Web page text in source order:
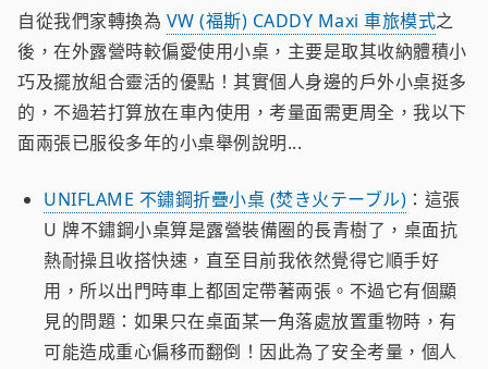
自從我們家轉換為 VW (福斯) CADDY Maxi 車旅模式之
後，在外露營時較偏愛使用小桌，主要是取其收納體積小
巧及擺放組合靈活的優點！其實個人身邊的戶外小桌挺多
的，不過若打算放在車內使用，考量面需更周全，我以下
面兩張已服役多年的小桌舉例說明...
UNIFLAME 不鏽鋼折疊小桌 (焚き火テーブル) ：這張
U 牌不鏽鋼小桌算是露營裝備圈的長青樹了，桌面抗
熱耐操且收搭快速，直至目前我依然覺得它順手好
用，所以出門時車上都固定帶著兩張。不過它有個顯
見的問題：如果只在桌面某一角落處放置重物時，有
可能造成重心偏移而翻倒！因此為了安全考量，個人